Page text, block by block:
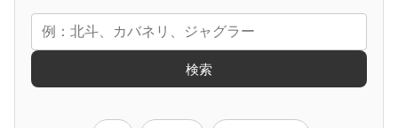
エヴァ コードギアス 化物語 炎炎ノ消防隊
検索